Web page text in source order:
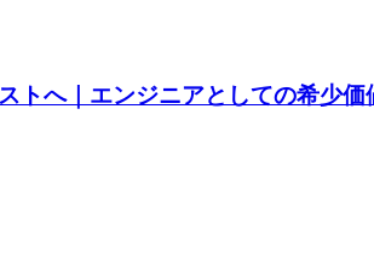
トへ｜エンジニアとしての希少